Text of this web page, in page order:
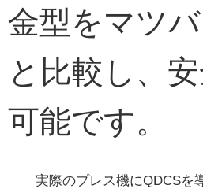
金型をマツ
と比較し、
可能です。
実際のプレス機にQDCSを